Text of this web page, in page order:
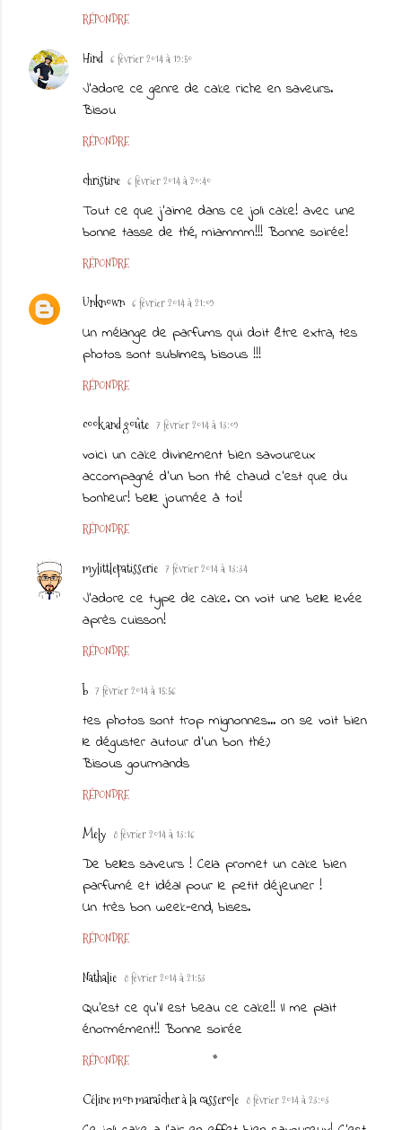
RÉPONDRE
Hind 6 février 2014 à 19:50
J'adore ce genre de cake riche en saveurs.
Bisou
RÉPONDRE
christine 6 février 2014 à 20:40
Tout ce que j'aime dans ce joli cake! avec une
bonne tasse de thé, miammm!!! Bonne soirée!
RÉPONDRE
Unknown 6 février 2014 à 21:09
Un mélange de parfums qui doit être extra, tes
photos sont sublimes, bisous !!!
RÉPONDRE
cook and goûte 7 février 2014 à 13:09
voici un cake divinement bien savoureux
accompagné d'un bon thé chaud c'est que du
bonheur! belle journée à toi!
RÉPONDRE
mylittlepatisserie 7 février 2014 à 13:34
J'adore ce type de cake. On voit une belle levée
après cuisson!
RÉPONDRE
b 7 février 2014 à 15:56
tes photos sont trop mignonnes... on se voit bien
le déguster autour d'un bon thé:)
Bisous gourmands
RÉPONDRE
Mely 8 février 2014 à 13:16
De belles saveurs ! Cela promet un cake bien
parfumé et idéal pour le petit déjeuner !
Un très bon week-end, bises.
RÉPONDRE
Nathalie 8 février 2014 à 21:53
Qu'est ce qu'il est beau ce cake!! Il me plait
énormément!! Bonne soirée
RÉPONDRE
Céline mon maraîcher à la casserole 8 février 2014 à 23:03